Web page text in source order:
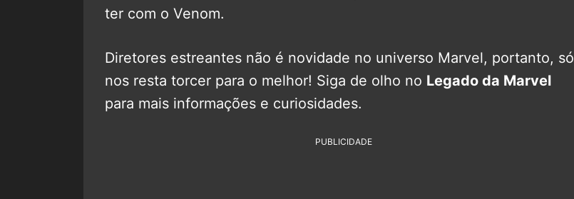
ter com o Venom.
Diretores estreantes não é novidade no universo Marvel, portanto, só
nos resta torcer para o melhor! Siga de olho no Legado da Marvel
para mais informações e curiosidades.
PUBLICIDADE